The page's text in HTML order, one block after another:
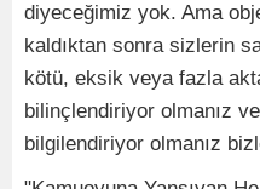
diyeceğimiz yok. Ama
kaldıktan sonra sizlerin
kötü, eksik veya fazla
bilinçlendiriyor olmanız
bilgilendiriyor olmanız